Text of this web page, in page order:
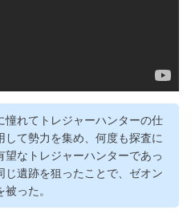
憧れてトレジャーハンターの仕
て勢力を集め、何度も探査に
なトレジャーハンターであっ
じ遺跡を狙ったことで、ゼオン
った。